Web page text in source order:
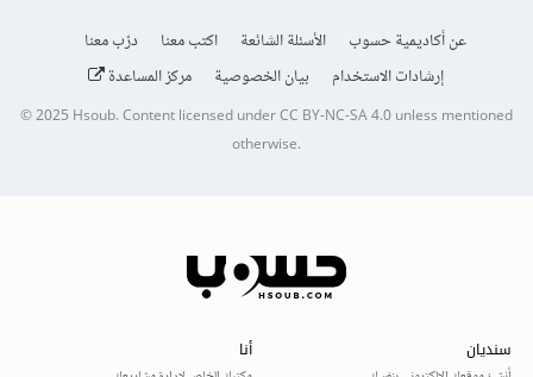
عن أكاديمية حسوب الأسئلة الشائعة اكتب معنا
درّب معنا
إرشادات الاستخدام
بيان الخصوصية مركز المساعدة
© 2025Hsoub.Content licensed underCC BY-NC-SA 4.0unless mentioned
otherwise.